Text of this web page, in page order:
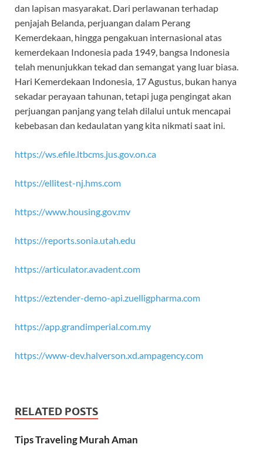
dan lapisan masyarakat. Dari perlawanan terhadap
penjajah Belanda, perjuangan dalam Perang
Kemerdekaan, hingga pengakuan internasional atas
kemerdekaan Indonesia pada 1949, bangsa Indonesia
telah menunjukkan tekad dan semangat yang luar biasa.
Hari Kemerdekaan Indonesia, 17 Agustus, bukan hanya
sekadar perayaan tahunan, tetapi juga pengingat akan
perjuangan panjang yang telah dilalui untuk mencapai
kebebasan dan kedaulatan yang kita nikmati saat ini.
https://ws.efile.ltbcms.jus.gov.on.ca
https://ellitest-nj.hms.com
https://www.housing.gov.mv
https://reports.sonia.utah.edu
https://articulator.avadent.com
https://eztender-demo-api.zuelligpharma.com
https://app.grandimperial.com.my
https://www-dev.halverson.xd.ampagency.com
RELATED POSTS
Tips Traveling Murah Aman